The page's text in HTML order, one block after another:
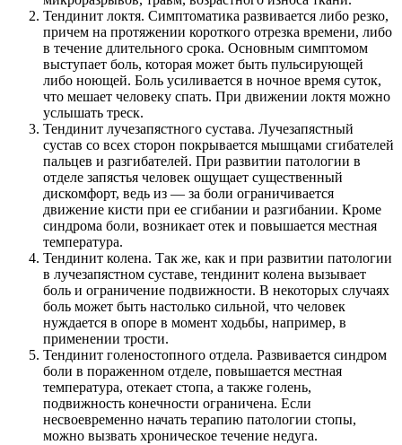
Тендинит локтя. Симптоматика развивается либо резко,
причем на протяжении короткого отрезка времени, либо
в течение длительного срока. Основным симптомом
выступает боль, которая может быть пульсирующей
либо ноющей. Боль усиливается в ночное время суток,
что мешает человеку спать. При движении локтя можно
услышать треск.
Тендинит лучезапястного сустава. Лучезапястный
сустав со всех сторон покрывается мышцами сгибателей
пальцев и разгибателей. При развитии патологии в
отделе запястья человек ощущает существенный
дискомфорт, ведь из — за боли ограничивается
движение кисти при ее сгибании и разгибании. Кроме
синдрома боли, возникает отек и повышается местная
температура.
Тендинит колена. Так же, как и при развитии патологии
в лучезапястном суставе, тендинит колена вызывает
боль и ограничение подвижности. В некоторых случаях
боль может быть настолько сильной, что человек
нуждается в опоре в момент ходьбы, например, в
применении трости.
Тендинит голеностопного отдела. Развивается синдром
боли в пораженном отделе, повышается местная
температура, отекает стопа, а также голень,
подвижность конечности ограничена. Если
несвоевременно начать терапию патологии стопы,
можно вызвать хроническое течение недуга.